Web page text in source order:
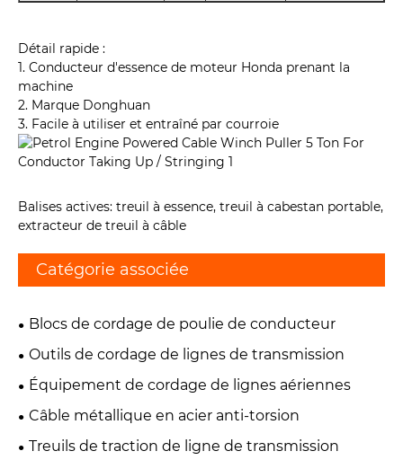
Détail rapide :
1. Conducteur d'essence de moteur Honda prenant la
machine
2. Marque Donghuan
3. Facile à utiliser et entraîné par courroie
Balises actives: treuil à essence, treuil à cabestan portable,
extracteur de treuil à câble
Catégorie associée
Blocs de cordage de poulie de conducteur
Outils de cordage de lignes de transmission
Équipement de cordage de lignes aériennes
Câble métallique en acier anti-torsion
Treuils de traction de ligne de transmission